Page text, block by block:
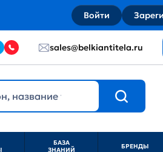
Войти
sales@belkiantitela.ru
БАЗА
ЗНАНИЙ
БРЕНДЫ